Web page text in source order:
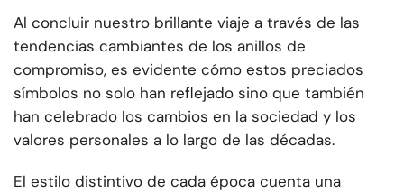
Al concluir nuestro brillante viaje a través de las
tendencias cambiantes de los anillos de
compromiso, es evidente cómo estos preciados
símbolos no solo han reflejado sino que también
han celebrado los cambios en la sociedad y los
valores personales a lo largo de las décadas.
El estilo distintivo de cada época cuenta una